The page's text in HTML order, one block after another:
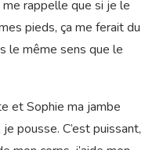
bassin, comme nous
d’aptonomie. Il
notre enfant, « petit
nous rencontrer ».
rappelle que si je le
pieds, ça me ferait du